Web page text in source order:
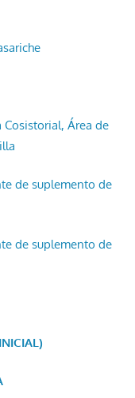
Área de
de suplemento de
de suplemento de